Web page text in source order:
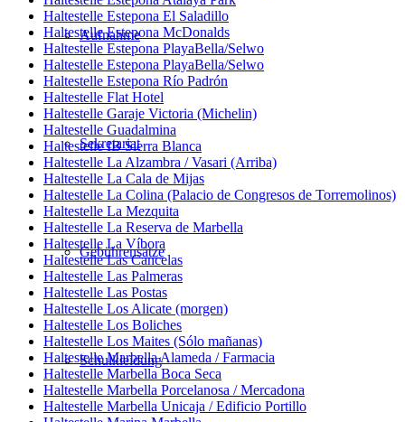
Aufnahme
Sekretariat
Gebührensätze
Schulkleidung
Haltestelle Estepona El Saladillo
Haltestelle Estepona McDonalds
Haltestelle Estepona PlayaBella/Selwo
Haltestelle Estepona PlayaBella/Selwo
Haltestelle Estepona Río Padrón
Haltestelle Flat Hotel
Haltestelle Garaje Victoria (Michelin)
Haltestelle Guadalmina
Haltestelle IB Sierra Blanca
Haltestelle La Alzambra / Vasari (Arriba)
Haltestelle La Cala de Mijas
Haltestelle La Colina (Palacio de Congresos de Torremolinos)
Haltestelle La Mezquita
Haltestelle La Reserva de Marbella
Haltestelle La Víbora
Haltestelle Las Cancelas
Haltestelle Las Palmeras
Haltestelle Las Postas
Haltestelle Los Alicate (morgen)
Haltestelle Los Boliches
Haltestelle Los Maites (Sólo mañanas)
Haltestelle Marbella Alameda / Farmacia
Haltestelle Marbella Boca Seca
Haltestelle Marbella Porcelanosa / Mercadona
Haltestelle Marbella Unicaja / Edificio Portillo